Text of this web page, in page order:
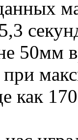
50мм
как